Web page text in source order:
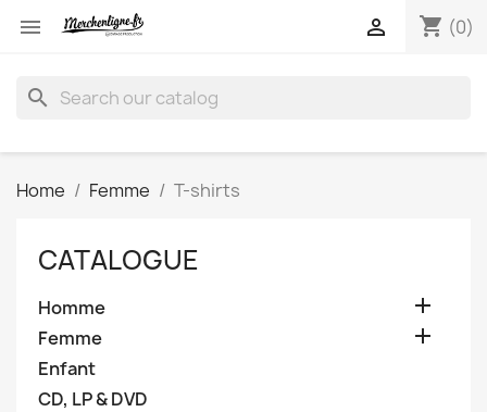
 shopping_cart (0)

search
Home Femme T-shirts
CATALOGUE
Homme 
Femme 
Enfant
CD, LP & DVD